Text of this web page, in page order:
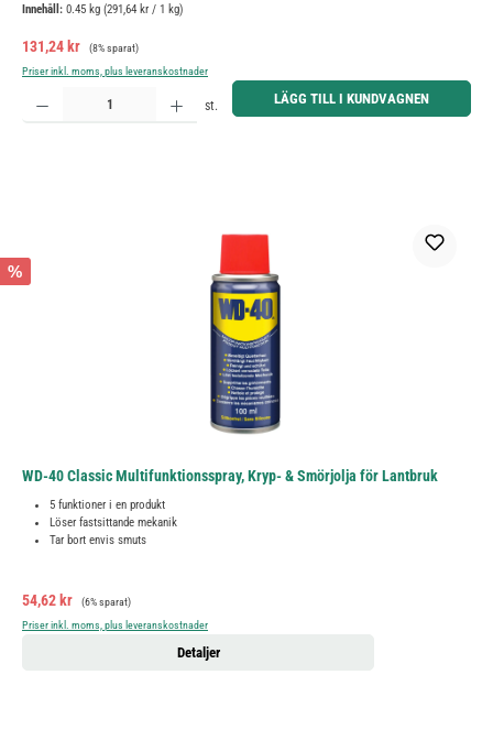
Innehåll: 0.45 kg (291,64 kr / 1 kg)
Försäljningspris:
131,24 kr Ordinarie pris:
(8% sparat)
Priser inkl. moms, plus leveranskostnader
Produktkvantitet: Ange önskat belopp eller använd knapparna för att öka eller minska kvantiteten.
st. LÄGG TILL I KUNDVAGNEN
%
WD-40 Classic Multifunktionsspray, Kryp- & Smörjolja för Lantbruk
5 funktioner i en produkt
Löser fastsittande mekanik
Tar bort envis smuts
Försäljningspris:
54,62 kr Ordinarie pris:
(6% sparat)
Priser inkl. moms, plus leveranskostnader
Detaljer